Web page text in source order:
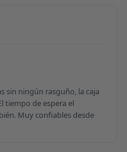
sin ningún rasguño, la caja
tiempo de espera el
Muy confiables desde